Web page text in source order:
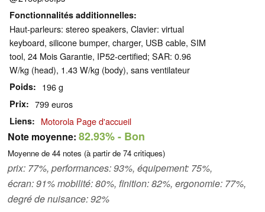
Fonctionnalités additionnelles
Haut-parleurs: stereo speakers, Clavier: virtual
keyboard, silicone bumper, charger, USB cable, SIM
tool, 24 Mois Garantie, IP52-certified; SAR: 0.96
W/kg (head), 1.43 W/kg (body), sans ventilateur
Poids 196 g
Prix 799 euros
Liens Motorola Page d'accueil
Note moyenne: 82.93%- Bon
Moyenne de 44 notes (à partir de 74 critiques)
prix: 77%, performances: 93%, équipement: 75%,
écran: 91% mobilité: 80%, finition: 82%, ergonomie: 77%,
degré de nuisance: 92%